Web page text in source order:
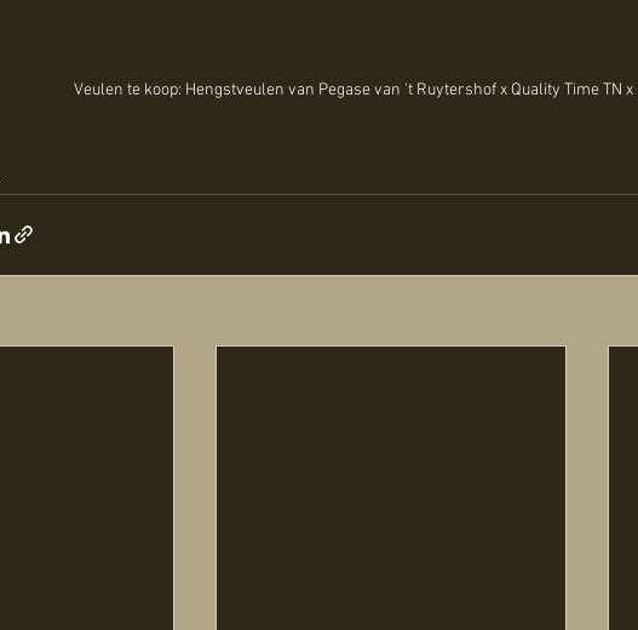
Veulen te koop: Hengstveulen van Pegase van 't Ruytershof x Quality Time TN